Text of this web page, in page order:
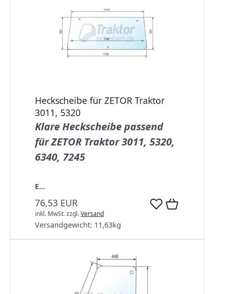
Heckscheibe für ZETOR Traktor
3011, 5320
Klare Heckscheibe passend
für ZETOR Traktor 3011, 5320,
6340, 7245
E...
76,53 EUR
inkl. MwSt.zzgl.Versand
Versandgewicht: 11,63kg